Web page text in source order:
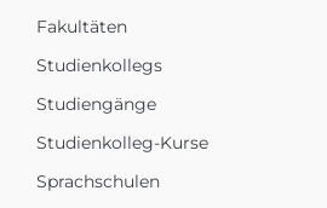
Fakultäten
Studienkollegs
Studiengänge
Studienkolleg-Kurse
Sprachschulen